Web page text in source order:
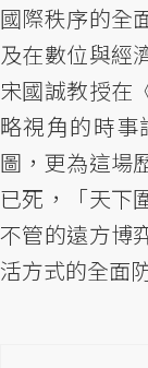
國際秩序的全
及在數位與經
宋國誠教授在
略視角的時
圖，更為這場
已死，「天下
不管的遠方博
活方式的全面